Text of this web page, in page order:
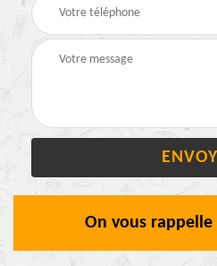
On vous